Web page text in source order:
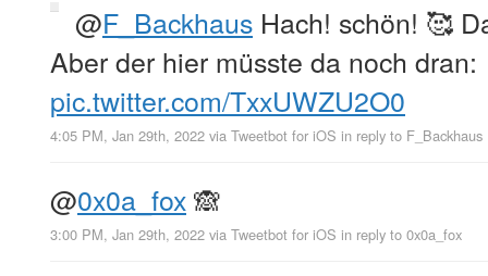
@F_Backhaus Hach! schön! 🥰
Aber der hier müsste da noch dran:
pic.twitter.com/TxxUWZU2O0
4:05 PM, Jan 29th, 2022 via Tweetbot for iΟS in reply to F_Backhaus
@0x0a_fox🙈
3:00 PM, Jan 29th, 2022 via Tweetbot for iΟS in reply to 0x0a_fox